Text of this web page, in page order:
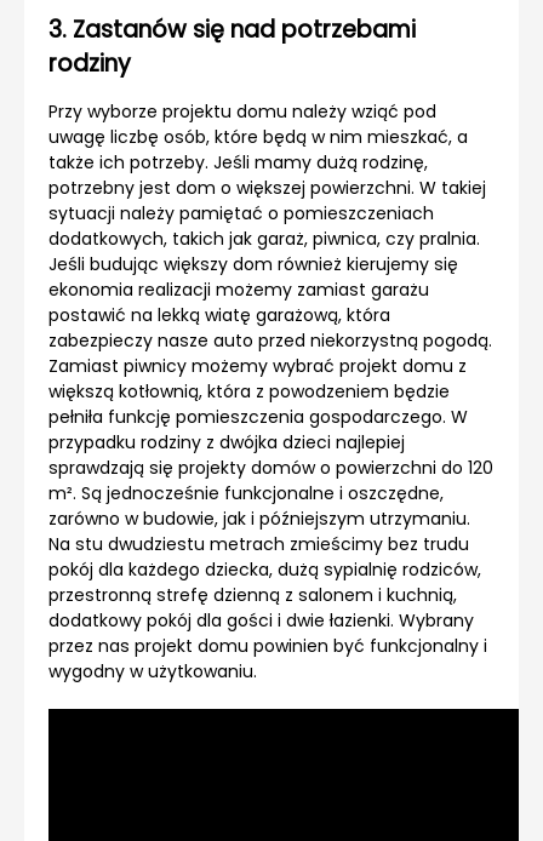
3. Zastanów się nad potrzebami
rodziny
Przy wyborze projektu domu należy wziąć pod
uwagę liczbę osób, które będą w nim mieszkać, a
także ich potrzeby. Jeśli mamy dużą rodzinę,
potrzebny jest dom o większej powierzchni. W takiej
sytuacji należy pamiętać o pomieszczeniach
dodatkowych, takich jak garaż, piwnica, czy pralnia.
Jeśli budując większy dom również kierujemy się
ekonomia realizacji możemy zamiast garażu
postawić na lekką wiatę garażową, która
zabezpieczy nasze auto przed niekorzystną pogodą.
Zamiast piwnicy możemy wybrać projekt domu z
większą kotłownią, która z powodzeniem będzie
pełniła funkcję pomieszczenia gospodarczego. W
przypadku rodziny z dwójka dzieci najlepiej
sprawdzają się projekty domów o powierzchni do 120
m². Są jednocześnie funkcjonalne i oszczędne,
zarówno w budowie, jak i późniejszym utrzymaniu.
Na stu dwudziestu metrach zmieścimy bez trudu
pokój dla każdego dziecka, dużą sypialnię rodziców,
przestronną strefę dzienną z salonem i kuchnią,
dodatkowy pokój dla gości i dwie łazienki. Wybrany
przez nas projekt domu powinien być funkcjonalny i
wygodny w użytkowaniu.